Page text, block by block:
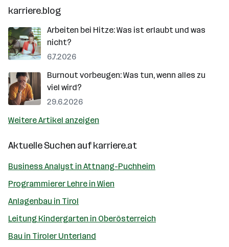
karriere.blog
Arbeiten bei Hitze: Was ist erlaubt und was
nicht?
6.7.2026
Burnout vorbeugen: Was tun, wenn alles zu
viel wird?
29.6.2026
Weitere Artikel anzeigen
Aktuelle Suchen aufkarriere.at
Business Analyst in Attnang-Puchheim
Programmierer Lehre in Wien
Anlagenbau in Tirol
Leitung Kindergarten in Oberösterreich
Bau in Tiroler Unterland